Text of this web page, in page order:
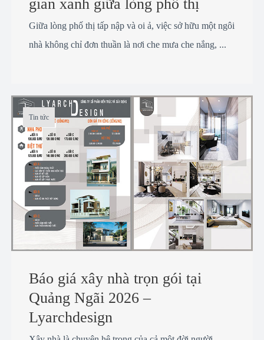
gian xanh giữa lòng phố thị
Giữa lòng phố thị tấp nập và oi ả, việc sở hữu một ngôi
nhà không chỉ đơn thuần là nơi che mưa che nắng, ...
Tin tức
Báo giá xây nhà trọn gói tại
Quảng Ngãi 2026 –
Lyarchdesign